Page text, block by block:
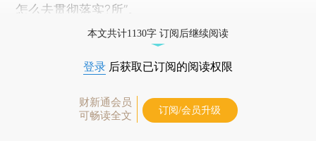
怎么去贯彻落实?所”。
本文共计1130字 订阅后继续阅读
登录 后获取已订阅的阅读权限
财新通会员
可畅读全文
订阅/会员升级